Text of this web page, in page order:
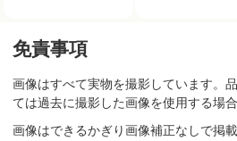
免責事項
画像はすべて実物を撮影しています。
ては過去に撮影した画像を使用する場合
画像はできるかぎり画像補正なしで掲